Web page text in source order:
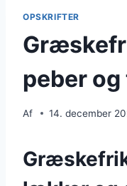
OPSKRIFTER
peber
Af 14. december